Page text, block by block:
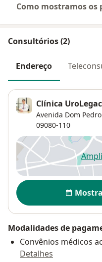
Como mostramos os
Consultórios (2)
Endereço
Clínica
Avenida Dom
09080-110
Disponibilidade
Modalidades de
Convênios médicos
Detalhes